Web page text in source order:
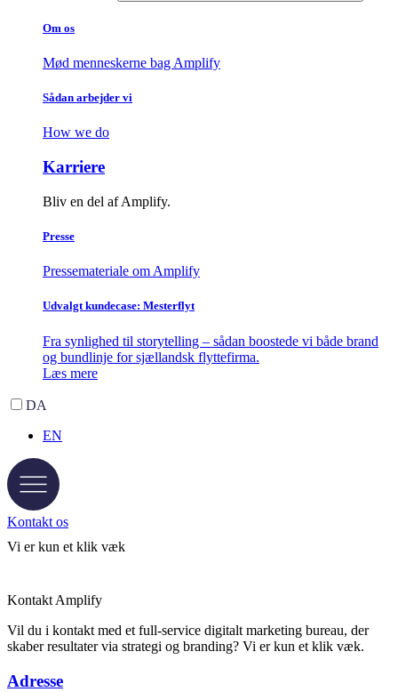
Om os
Mød menneskerne bag Amplify
Sådan arbejder vi
How we do
Karriere
Bliv en del af Amplify.
Presse
Pressemateriale om Amplify
Udvalgt kundecase: Mesterflyt
Fra synlighed til storytelling – sådan boostede vi både brand
og bundlinje for sjællandsk flyttefirma.
Læs mere
DA
EN
Kontakt os
Vi er kun et klik væk
Kontakt Amplify
Vil du i kontakt med et full-service digitalt marketing bureau, der
skaber resultater via strategi og branding? Vi er kun et klik væk.
Adresse